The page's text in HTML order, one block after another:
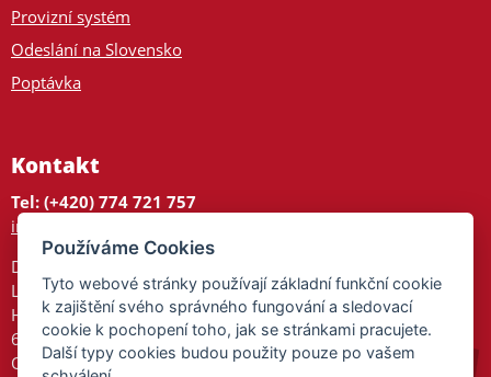
Provizní systém
Odeslání na Slovensko
Poptávka
Kontakt
Tel: (+420) 774 721 757
info@tajnedarky.cz
Dárkové centrum
Legionářů 2
Hodonín
695 01
Otevřeno:
Používáme Cookies
Tyto webové stránky používají základní funkční cookie
k zajištění svého správného fungování a sledovací
cookie k pochopení toho, jak se stránkami pracujete.
Další typy cookies budou použity pouze po vašem